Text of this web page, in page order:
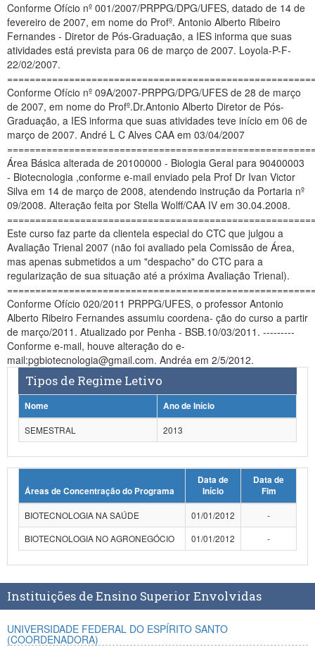
Ministério da Mulher, da Família e dos Direitos Humanos
Gabinete de Segurança Institucional
Advocacia-Geral da União
Banco Central do Brasil
Conforme Ofício nº 001/2007/PRPPG/DPG/UFES, datado de 14 de
fevereiro de 2007, em nome do Profº. Antonio Alberto Ribeiro
Fernandes - Diretor de Pós-Graduação, a IES informa que suas
atividades está prevista para 06 de março de 2007. Loyola-P-F-
22/02/2007.
Conforme Ofício nº 09A/2007-PRPPG/DPG/UFES de 28 de março
de 2007, em nome do Profº.Dr.Antonio Alberto Diretor de Pós-
Graduação, a IES informa que suas atividades teve início em 06 de
março de 2007. André L C Alves CAA em 03/04/2007
Área Básica alterada de 20100000 - Biologia Geral para 90400003
- Biotecnologia ,conforme e-mail enviado pela Prof Dr Ivan Victor
Silva em 14 de março de 2008, atendendo instrução da Portaria nº
09/2008. Alteração feita por Stella Wolff/CAA IV em 30.04.2008.
Este curso faz parte da clientela especial do CTC que julgou a
Avaliação Trienal 2007 (não foi avaliado pela Comissão de Área,
mas apenas submetidos a um "despacho" do CTC para a
regularização de sua situação até a próxima Avaliação Trienal).
Conforme Ofício 020/2011 PRPPG/UFES, o professor Antonio
Alberto Ribeiro Fernandes assumiu coordena- ção do curso a partir
de março/2011. Atualizado por Penha - BSB.10/03/2011. ---------
Conforme e-mail, houve alteração do e-
mail:pgbiotecnologia@gmail.com. Andréa em 2/5/2012.
Tipos de Regime Letivo
Nome
Ano de Início
SEMESTRAL
2013
Áreas de Concentração do Programa
Data de
Início
Data de
Fim
BIOTECNOLOGIA NA SAÚDE
01/01/2012
-
BIOTECNOLOGIA NO AGRONEGÓCIO
01/01/2012 -
Instituições de Ensino Superior Envolvidas
UNIVERSIDADE FEDERAL DO ESPÍRITO SANTO
(COORDENADORA)